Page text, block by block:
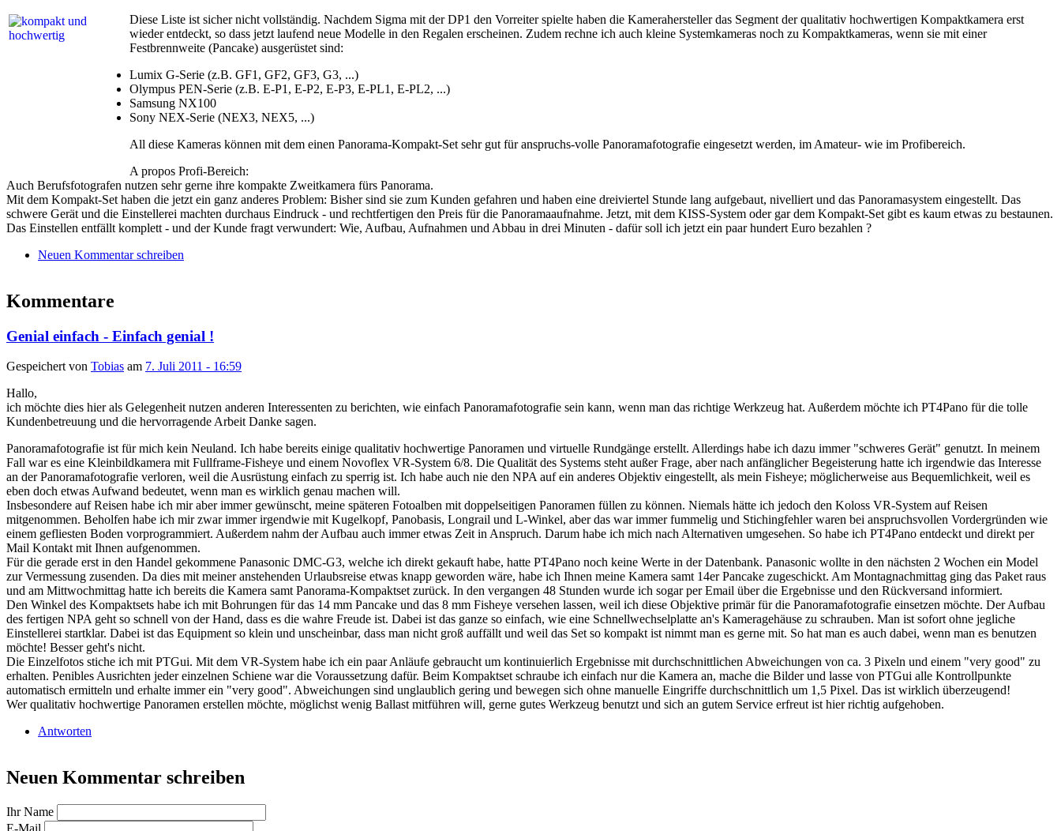
Diese Liste ist sicher nicht vollständig. Nachdem Sigma mit der DP1 den Vorreiter spielte haben die Kamerahersteller das Segment der qualitativ hochwertigen Kompaktkamera erst
wieder entdeckt, so dass jetzt laufend neue Modelle in den Regalen erscheinen. Zudem rechne ich auch kleine Systemkameras noch zu Kompaktkameras, wenn sie mit einer
Festbrennweite (Pancake) ausgerüstet sind:
Lumix G-Serie (z.B. GF1, GF2, GF3, G3, ...)
Olympus PEN-Serie (z.B. E-P1, E-P2, E-P3, E-PL1, E-PL2, ...)
Samsung NX100
Sony NEX-Serie (NEX3, NEX5, ...)
All diese Kameras können mit dem einen Panorama-Kompakt-Set sehr gut für anspruchs-volle Panoramafotografie eingesetzt werden, im Amateur- wie im Profibereich.
A propos Profi-Bereich:
Auch Berufsfotografen nutzen sehr gerne ihre kompakte Zweitkamera fürs Panorama.
Mit dem Kompakt-Set haben die jetzt ein ganz anderes Problem: Bisher sind sie zum Kunden gefahren und haben eine dreiviertel Stunde lang aufgebaut, nivelliert und das Panoramasystem eingestellt. Das
schwere Gerät und die Einstellerei machten durchaus Eindruck - und rechtfertigen den Preis für die Panoramaaufnahme. Jetzt, mit dem KISS-System oder gar dem Kompakt-Set gibt es kaum etwas zu bestaunen.
Das Einstellen entfällt komplett - und der Kunde fragt verwundert: Wie, Aufbau, Aufnahmen und Abbau in drei Minuten - dafür soll ich jetzt ein paar hundert Euro bezahlen ?
Neuen Kommentar schreiben
Kommentare
Genial einfach - Einfach genial !
Gespeichert von Tobias am 7. Juli 2011 - 16:59
Hallo,
ich möchte dies hier als Gelegenheit nutzen anderen Interessenten zu berichten, wie einfach Panoramafotografie sein kann, wenn man das richtige Werkzeug hat. Außerdem möchte ich PT4Pano für die tolle
Kundenbetreuung und die hervorragende Arbeit Danke sagen.
Panoramafotografie ist für mich kein Neuland. Ich habe bereits einige qualitativ hochwertige Panoramen und virtuelle Rundgänge erstellt. Allerdings habe ich dazu immer "schweres Gerät" genutzt. In meinem
Fall war es eine Kleinbildkamera mit Fullframe-Fisheye und einem Novoflex VR-System 6/8. Die Qualität des Systems steht außer Frage, aber nach anfänglicher Begeisterung hatte ich irgendwie das Interesse
an der Panoramafotografie verloren, weil die Ausrüstung einfach zu sperrig ist. Ich habe auch nie den NPA auf ein anderes Objektiv eingestellt, als mein Fisheye; möglicherweise aus Bequemlichkeit, weil es
eben doch etwas Aufwand bedeutet, wenn man es wirklich genau machen will.
Insbesondere auf Reisen habe ich mir aber immer gewünscht, meine späteren Fotoalben mit doppelseitigen Panoramen füllen zu können. Niemals hätte ich jedoch den Koloss VR-System auf Reisen
mitgenommen. Beholfen habe ich mir zwar immer irgendwie mit Kugelkopf, Panobasis, Longrail und L-Winkel, aber das war immer fummelig und Stichingfehler waren bei anspruchsvollen Vordergründen wie
einem gefliesten Boden vorprogrammiert. Außerdem nahm der Aufbau auch immer etwas Zeit in Anspruch. Darum habe ich mich nach Alternativen umgesehen. So habe ich PT4Pano entdeckt und direkt per
Mail Kontakt mit Ihnen aufgenommen.
Für die gerade erst in den Handel gekommene Panasonic DMC-G3, welche ich direkt gekauft habe, hatte PT4Pano noch keine Werte in der Datenbank. Panasonic wollte in den nächsten 2 Wochen ein Model
zur Vermessung zusenden. Da dies mit meiner anstehenden Urlaubsreise etwas knapp geworden wäre, habe ich Ihnen meine Kamera samt 14er Pancake zugeschickt. Am Montagnachmittag ging das Paket raus
und am Mittwochmittag hatte ich bereits die Kamera samt Panorama-Kompaktset zurück. In den vergangen 48 Stunden wurde ich sogar per Email über die Ergebnisse und den Rückversand informiert.
Den Winkel des Kompaktsets habe ich mit Bohrungen für das 14 mm Pancake und das 8 mm Fisheye versehen lassen, weil ich diese Objektive primär für die Panoramafotografie einsetzen möchte. Der Aufbau
des fertigen NPA geht so schnell von der Hand, dass es die wahre Freude ist. Dabei ist das ganze so einfach, wie eine Schnellwechselplatte an's Kameragehäuse zu schrauben. Man ist sofort ohne jegliche
Einstellerei startklar. Dabei ist das Equipment so klein und unscheinbar, dass man nicht groß auffällt und weil das Set so kompakt ist nimmt man es gerne mit. So hat man es auch dabei, wenn man es benutzen
möchte! Besser geht's nicht.
Die Einzelfotos stiche ich mit PTGui. Mit dem VR-System habe ich ein paar Anläufe gebraucht um kontinuierlich Ergebnisse mit durchschnittlichen Abweichungen von ca. 3 Pixeln und einem "very good" zu
erhalten. Penibles Ausrichten jeder einzelnen Schiene war die Voraussetzung dafür. Beim Kompaktset schraube ich einfach nur die Kamera an, mache die Bilder und lasse von PTGui alle Kontrollpunkte
automatisch ermitteln und erhalte immer ein "very good". Abweichungen sind unglaublich gering und bewegen sich ohne manuelle Eingriffe durchschnittlich um 1,5 Pixel. Das ist wirklich überzeugend!
Wer qualitativ hochwertige Panoramen erstellen möchte, möglichst wenig Ballast mitführen will, gerne gutes Werkzeug benutzt und sich an gutem Service erfreut ist hier richtig aufgehoben.
Antworten
Neuen Kommentar schreiben
Ihr Name
E-Mail